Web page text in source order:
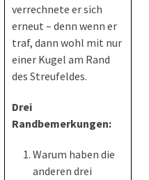
verrechnete er sich
erneut – denn wenn er
traf, dann wohl mit nur
einer Kugel am Rand
des Streufeldes.
Drei
Randbemerkungen:
Warum haben die
anderen drei